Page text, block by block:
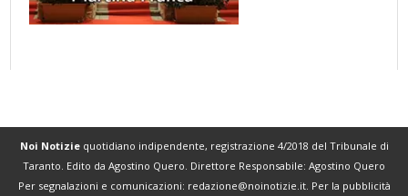
Noi Notiziequotidiano indipendente, registrazione 4/2018 del Tribunale di
Taranto. Edito da Agostino Quero. Direttore Responsabile: Agostino Quero
Per segnalazioni e comunicazioni: redazione@noinotizie.it. Per la pubblicità